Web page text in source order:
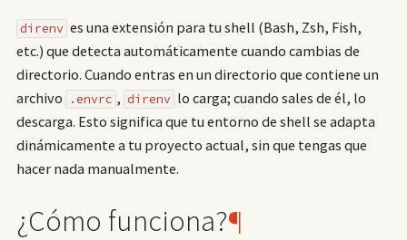
direnv es una extensión para tu shell (Bash, Zsh, Fish,
etc.) que detecta automáticamente cuando cambias de
directorio. Cuando entras en un directorio que contiene un
archivo
.envrc , direnv lo carga; cuando sales de él, lo
descarga. Esto significa que tu entorno de shell se adapta
dinámicamente a tu proyecto actual, sin que tengas que
hacer nada manualmente.
¿Cómo funciona?¶